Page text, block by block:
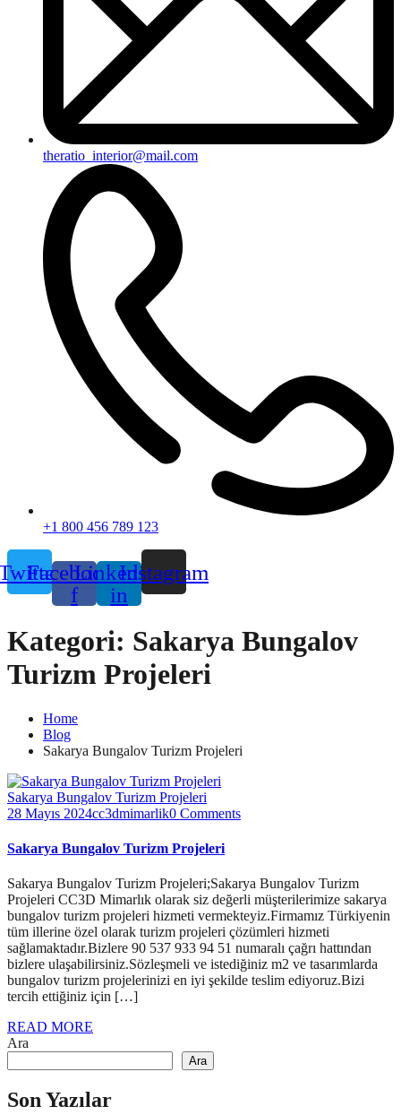
theratio_interior@mail.com
+1 800 456 789 123
Facebook-
f
Linkedin-
in
Instagram
Kategori: Sakarya Bungalov
Turizm Projeleri
Home
Blog
Sakarya Bungalov Turizm Projeleri
Sakarya Bungalov Turizm Projeleri
28 Mayıs 2024cc3dmimarlik0 Comments
Sakarya Bungalov Turizm Projeleri
Sakarya Bungalov Turizm Projeleri;Sakarya Bungalov Turizm
Projeleri CC3D Mimarlık olarak siz değerli müşterilerimize sakarya
bungalov turizm projeleri hizmeti vermekteyiz.Firmamız Türkiyenin
tüm illerine özel olarak turizm projeleri çözümleri hizmeti
sağlamaktadır.Bizlere 90 537 933 94 51 numaralı çağrı hattından
bizlere ulaşabilirsiniz.Sözleşmeli ve istediğiniz m2 ve tasarımlarda
bungalov turizm projelerinizi en iyi şekilde teslim ediyoruz.Bizi
tercih ettiğiniz için […]
READ MORE
Ara
Ara
Son Yazılar